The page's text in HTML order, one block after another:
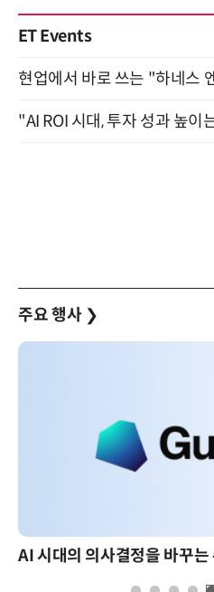
ET Events
주요 행사 ❯